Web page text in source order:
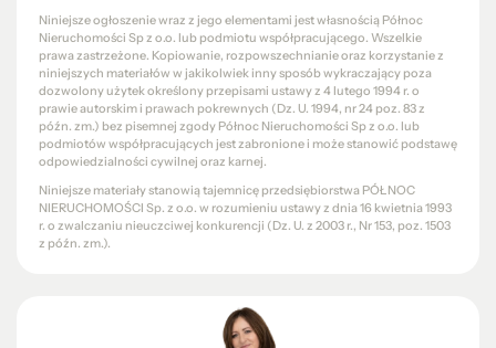
Niniejsze ogłoszenie wraz z jego elementami jest własnością Północ
Nieruchomości Sp z o.o. lub podmiotu współpracującego. Wszelkie
prawa zastrzeżone. Kopiowanie, rozpowszechnianie oraz korzystanie z
niniejszych materiałów w jakikolwiek inny sposób wykraczający poza
dozwolony użytek określony przepisami ustawy z 4 lutego 1994 r. o
prawie autorskim i prawach pokrewnych (Dz. U. 1994, nr 24 poz. 83 z
późn. zm.) bez pisemnej zgody Północ Nieruchomości Sp z o.o. lub
podmiotów współpracujących jest zabronione i może stanowić podstawę
odpowiedzialności cywilnej oraz karnej.
Niniejsze materiały stanowią tajemnicę przedsiębiorstwa PÓŁNOC
NIERUCHOMOŚCI Sp. z o.o. w rozumieniu ustawy z dnia 16 kwietnia 1993
r. o zwalczaniu nieuczciwej konkurencji (Dz. U. z 2003 r., Nr 153, poz. 1503
z późn. zm.).